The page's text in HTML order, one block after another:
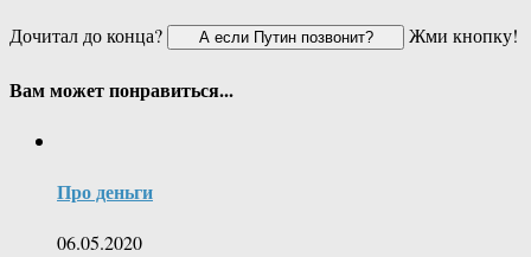
Дочитал до конца?
Жми кнопку!
Вам может понравиться...
Про деньги
06.05.2020